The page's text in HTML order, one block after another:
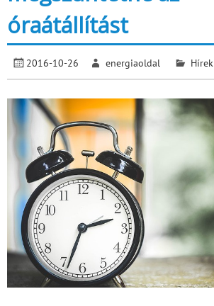
óraátállítást
2016-10-26 energiaoldal Hírek